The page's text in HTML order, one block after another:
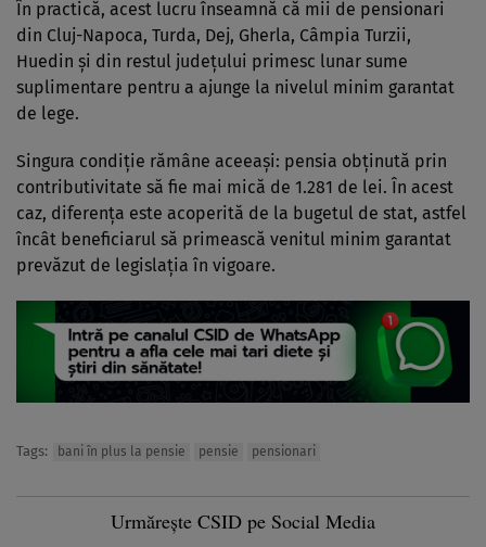
În practică, acest lucru înseamnă că mii de pensionari
din Cluj-Napoca, Turda, Dej, Gherla, Câmpia Turzii,
Huedin și din restul județului primesc lunar sume
suplimentare pentru a ajunge la nivelul minim garantat
de lege.
Singura condiție rămâne aceeași: pensia obținută prin
contributivitate să fie mai mică de 1.281 de lei. În acest
caz, diferența este acoperită de la bugetul de stat, astfel
încât beneficiarul să primească venitul minim garantat
prevăzut de legislația în vigoare.
Tags: bani în plus la pensie pensie pensionari
Urmărește CSID pe Social Media